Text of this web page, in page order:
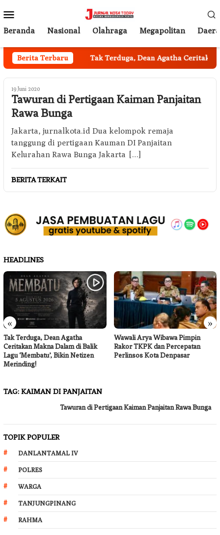
ke
kontenMobile
Beranda Nasional Olahraga Megapolitan
Berita Terbaru
Mobil Jakarta Tak Terduga, Dean Agatha Ceritakan
19 Juni 2020
Tawuran di Pertigaan Kaiman Panjaitan
Rawa Bunga
Jakarta, jurnalkota.id Dua kelompok remaja
tanggung di pertigaan Kauman DI Panjaitan
Kelurahan Rawa Bunga Jakarta […]
BERITA TERKAIT
HEADLINES
« »
Tak Terduga, Dean Agatha
Ceritakan Makna Dalam di Balik
Lagu ‘Membatu’, Bikin Netizen
Merinding!
Wawali Arya Wibawa Pimpin
Rakor TKPK dan Percepatan
Perlinsos Kota Denpasar
TAG: KAIMAN DI PANJAITAN
Tawuran di Pertigaan Kaiman Panjaitan Rawa Bunga
TOPIK POPULER
DANLANTAMAL IV
POLRES
WARGA
TANJUNGPINANG
RAHMA